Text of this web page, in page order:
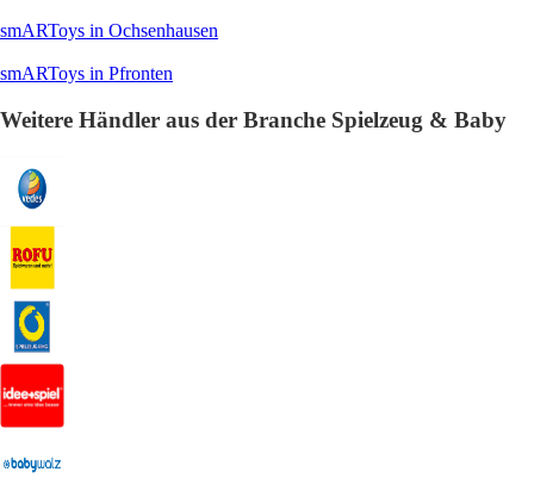
smARToys in Ochsenhausen
smARToys in Pfronten
Weitere Händler aus der Branche Spielzeug & Baby